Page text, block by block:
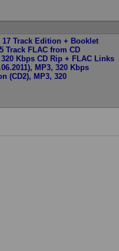
17 Track Edition + Booklet
Track FLAC from CD
Kbps CD Rip + FLAC Links
MP3, 320 Kbps
(CD2), MP3, 320